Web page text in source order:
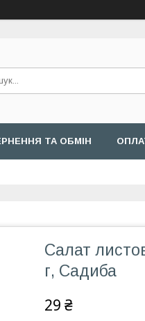
ТА ОБМІН
Салат
г, Садиба
29 ₴